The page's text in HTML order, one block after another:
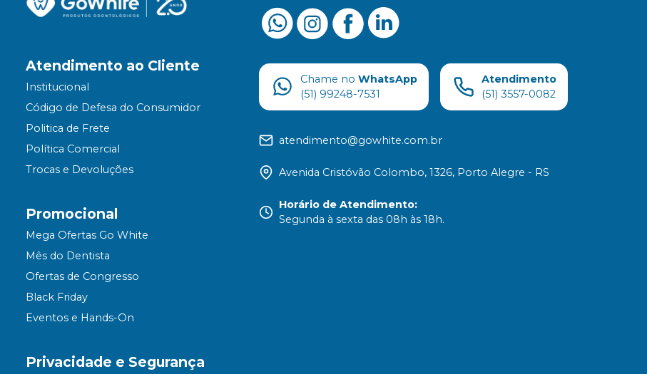
Atendimento ao Cliente
Institucional
Código de Defesa do Consumidor
Politica de Frete
Política Comercial
Trocas e Devoluções
Promocional
Mega Ofertas Go White
Mês do Dentista
Ofertas de Congresso
Black Friday
Eventos e Hands-On
Privacidade e Segurança
Chame no WhatsApp
(51) 99248-7531
Atendimento
(51) 3557-0082
atendimento@gowhite.com.br
Avenida Cristóvão Colombo, 1326, Porto Alegre - RS
Horário de Atendimento:
Segunda à sexta das 08h às 18h.